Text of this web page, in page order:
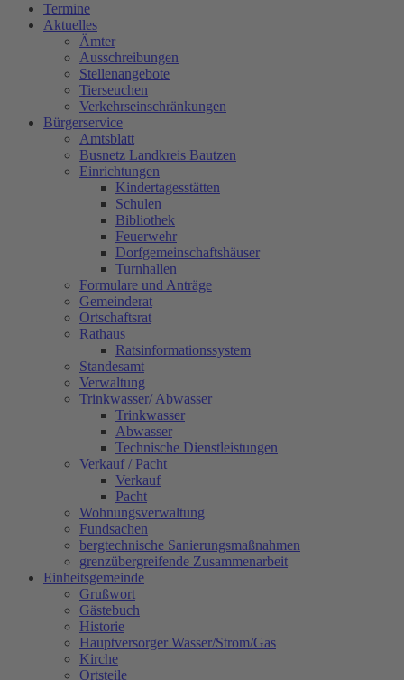
Termine
Aktuelles
Ämter
Ausschreibungen
Stellenangebote
Tierseuchen
Verkehrseinschränkungen
Bürgerservice
Amtsblatt
Busnetz Landkreis Bautzen
Einrichtungen
Kindertagesstätten
Schulen
Bibliothek
Feuerwehr
Dorfgemeinschaftshäuser
Turnhallen
Formulare und Anträge
Gemeinderat
Ortschaftsrat
Rathaus
Ratsinformationssystem
Standesamt
Verwaltung
Trinkwasser/ Abwasser
Trinkwasser
Abwasser
Technische Dienstleistungen
Verkauf / Pacht
Verkauf
Pacht
Wohnungsverwaltung
Fundsachen
bergtechnische Sanierungsmaßnahmen
grenzübergreifende Zusammenarbeit
Einheitsgemeinde
Grußwort
Gästebuch
Historie
Hauptversorger Wasser/Strom/Gas
Kirche
Ortsteile